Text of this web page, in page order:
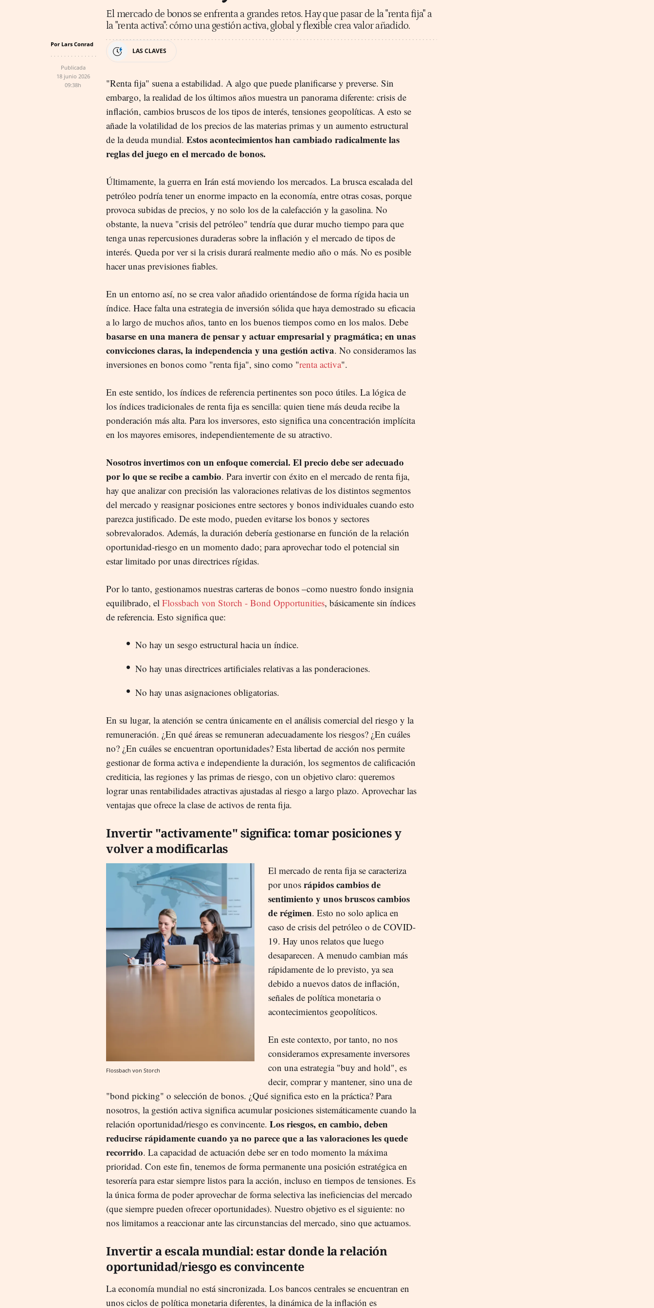
El mercado de bonos se enfrenta a grandes retos. Hay que pasar de la "renta fija" a
la "renta activa": cómo una gestión activa, global y flexible crea valor añadido.
Por Lars Conrad
Publicada
18 junio 2026
09:38h
LAS CLAVES
"Renta fija" suena a estabilidad. A algo que puede planificarse y preverse. Sin
embargo, la realidad de los últimos años muestra un panorama diferente: crisis de
inflación, cambios bruscos de los tipos de interés, tensiones geopolíticas. A esto se
añade la volatilidad de los precios de las materias primas y un aumento estructural
de la deuda mundial. Estos acontecimientos han cambiado radicalmente las
reglas del juego en el mercado de bonos.
Últimamente, la guerra en Irán está moviendo los mercados. La brusca escalada del
petróleo podría tener un enorme impacto en la economía, entre otras cosas, porque
provoca subidas de precios, y no solo los de la calefacción y la gasolina. No
obstante, la nueva "crisis del petróleo" tendría que durar mucho tiempo para que
tenga unas repercusiones duraderas sobre la inflación y el mercado de tipos de
interés. Queda por ver si la crisis durará realmente medio año o más. No es posible
hacer unas previsiones fiables.
En un entorno así, no se crea valor añadido orientándose de forma rígida hacia un
índice. Hace falta una estrategia de inversión sólida que haya demostrado su eficacia
a lo largo de muchos años, tanto en los buenos tiempos como en los malos. Debe
basarse en una manera de pensar y actuar empresarial y pragmática; en unas
convicciones claras, la independencia y una gestión activa. No consideramos las
inversiones en bonos como "renta fija", sino como "renta activa".
En este sentido, los índices de referencia pertinentes son poco útiles. La lógica de
los índices tradicionales de renta fija es sencilla: quien tiene más deuda recibe la
ponderación más alta. Para los inversores, esto significa una concentración implícita
en los mayores emisores, independientemente de su atractivo.
Nosotros invertimos con un enfoque comercial. El precio debe ser adecuado
por lo que se recibe a cambio. Para invertir con éxito en el mercado de renta fija,
hay que analizar con precisión las valoraciones relativas de los distintos segmentos
del mercado y reasignar posiciones entre sectores y bonos individuales cuando esto
parezca justificado. De este modo, pueden evitarse los bonos y sectores
sobrevalorados. Además, la duración debería gestionarse en función de la relación
oportunidad-riesgo en un momento dado; para aprovechar todo el potencial sin
estar limitado por unas directrices rígidas.
Por lo tanto, gestionamos nuestras carteras de bonos –como nuestro fondo insignia
equilibrado, el Flossbach von Storch - Bond Opportunities, básicamente sin índices
de referencia. Esto significa que:
No hay un sesgo estructural hacia un índice.
No hay unas directrices artificiales relativas a las ponderaciones.
No hay unas asignaciones obligatorias.
En su lugar, la atención se centra únicamente en el análisis comercial del riesgo y la
remuneración. ¿En qué áreas se remuneran adecuadamente los riesgos? ¿En cuáles
no? ¿En cuáles se encuentran oportunidades? Esta libertad de acción nos permite
gestionar de forma activa e independiente la duración, los segmentos de calificación
crediticia, las regiones y las primas de riesgo, con un objetivo claro: queremos
lograr unas rentabilidades atractivas ajustadas al riesgo a largo plazo. Aprovechar las
ventajas que ofrece la clase de activos de renta fija.
Invertir "activamente" significa: tomar posiciones y
volver a modificarlas
Flossbach von Storch
El mercado de renta fija se caracteriza
por unosrápidos cambios de
sentimiento y unos bruscos cambios
de régimen. Esto no solo aplica en
caso de crisis del petróleo o de COVID-
19. Hay unos relatos que luego
desaparecen. A menudo cambian más
rápidamente de lo previsto, ya sea
debido a nuevos datos de inflación,
señales de política monetaria o
acontecimientos geopolíticos.
En este contexto, por tanto, no nos
consideramos expresamente inversores
con una estrategia "buy and hold", es
decir, comprar y mantener, sino una de
"bond picking" o selección de bonos. ¿Qué significa esto en la práctica? Para
nosotros, la gestión activa significa acumular posiciones sistemáticamente cuando la
relación oportunidad/riesgo es convincente. Los riesgos, en cambio, deben
reducirse rápidamente cuando ya no parece que a las valoraciones les quede
recorrido. La capacidad de actuación debe ser en todo momento la máxima
prioridad. Con este fin, tenemos de forma permanente una posición estratégica en
tesorería para estar siempre listos para la acción, incluso en tiempos de tensiones. Es
la única forma de poder aprovechar de forma selectiva las ineficiencias del mercado
(que siempre pueden ofrecer oportunidades). Nuestro objetivo es el siguiente: no
nos limitamos a reaccionar ante las circunstancias del mercado, sino que actuamos.
Invertir a escala mundial: estar donde la relación
oportunidad/riesgo es convincente
La economía mundial no está sincronizada. Los bancos centrales se encuentran en
unos ciclos de política monetaria diferentes, la dinámica de la inflación es